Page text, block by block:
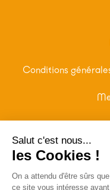
Conditions
Salut c'est nous...
les Cookies !
On a attendu d'être sûrs
ce site vous intéresse